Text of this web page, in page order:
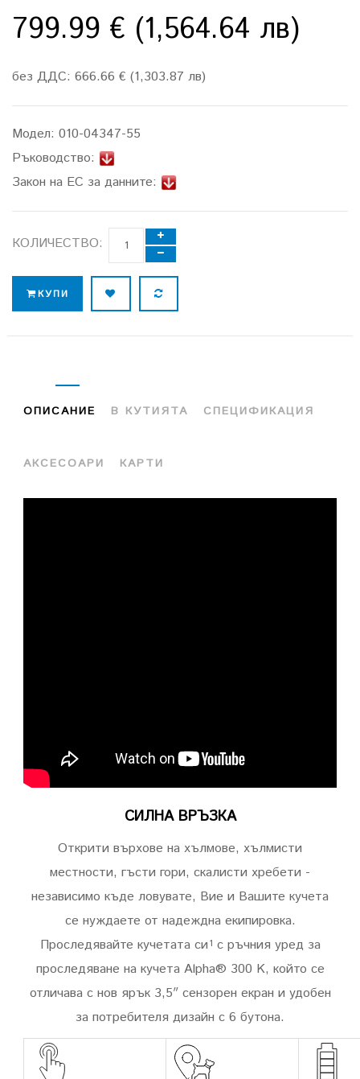
799.99 € (1,564.64 лв)
без ДДС: 666.66 € (1,303.87 лв)
Модел: 010-04347-55
Ръководство:
Закон на ЕС за данните:
КОЛИЧЕСТВО:
КУПИ
ОПИСАНИЕ В КУТИЯТА СПЕЦИФИКАЦИЯ
АКСЕСОАРИ КАРТИ
СИЛНА ВРЪЗКА
Открити върхове на хълмове, хълмисти
местности, гъсти гори, скалисти хребети -
независимо къде ловувате, Вие и Вашите кучета
се нуждаете от надеждна екипировка.
Проследявайте кучетата си1 с ръчния уред за
проследяване на кучета Alpha® 300 K, който се
отличава с нов ярък 3,5″ сензорен екран и удобен
за потребителя дизайн с 6 бутона.